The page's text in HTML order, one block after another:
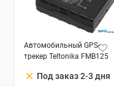
Автомобильный GPS-
трекер Teltonika FMB125
clear Под заказ 2-3 дня